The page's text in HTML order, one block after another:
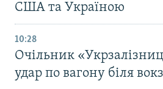
США та Україною
10:28
Очільник
удар по вагону біля